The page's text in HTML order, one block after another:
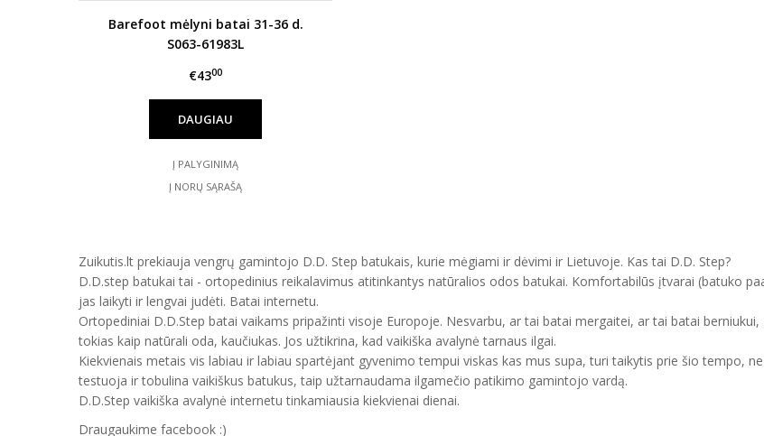
Barefoot mėlyni batai 31-36 d.
S063-61983L
€4300
DAUGIAU
Į PALYGINIMĄ
Į NORŲ SĄRAŠĄ
Zuikutis.lt prekiauja vengrų gamintojo D.D. Step batukais, kurie mėgiami ir dėvimi ir Lietuvoje. Kas tai D.D. Step?
D.D.step batukai tai - ortopedinius reikalavimus atitinkantys natūralios odos batukai. Komfortabilūs įtvarai (batuko
jas laikyti ir lengvai judėti. Batai internetu.
Ortopediniai D.D.Step batai vaikams pripažinti visoje Europoje. Nesvarbu, ar tai batai mergaitei, ar tai batai
tokias kaip natūrali oda, kaučiukas. Jos užtikrina, kad vaikiška avalynė tarnaus ilgai.
Kiekvienais metais vis labiau ir labiau spartėjant gyvenimo tempui viskas kas mus supa, turi taikytis prie šio tempo,
testuoja ir tobulina vaikiškus batukus, taip užtarnaudama ilgamečio patikimo gamintojo vardą.
D.D.Step vaikiška avalynė internetu tinkamiausia kiekvienai dienai.
Draugaukime facebook :)